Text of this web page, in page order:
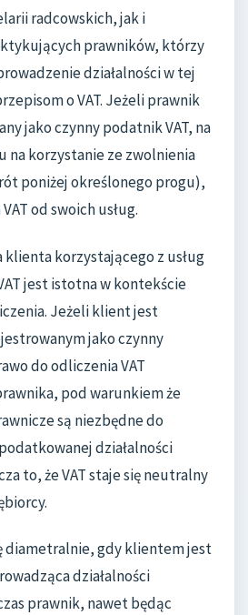
radcowskich, jak i
prawników, którzy
działalności w tej
o VAT. Jeżeli prawnik
jako czynny podatnik VAT, na
na korzystanie ze zwolnienia
poniżej określonego progu),
od swoich usług.
korzystającego z usług
jest istotna w kontekście
Jeżeli klient jest
jako czynny
do odliczenia VAT
pod warunkiem że
są niezbędne do
działalności
to, że VAT staje się neutralny
diametralnie, gdy klientem jest
działalności
prawnik, nawet będąc